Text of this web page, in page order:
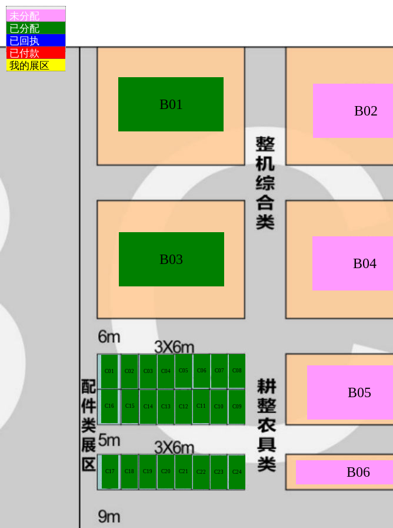
未分配
已分配
已回执
已付款
我的展区
B01 B02
B03 B04
B05
B06
C01 C02 C03 C04 C05 C06 C07 C08
C09
C10
C11
C12
C13
C14
C15
C16
C17 C18 C19 C20 C21 C22 C23 C24